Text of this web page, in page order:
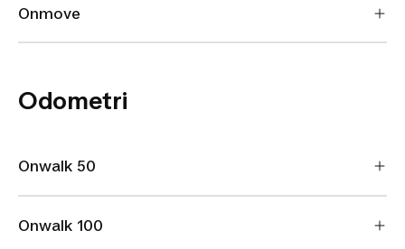
Onmove
Odometri
Onwalk 50
Onwalk 100